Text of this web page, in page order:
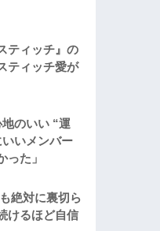
ティッチ』の
ティッチ愛が
のいい “運
いメンバー
った」
絶対に裏切ら
けるほど自信